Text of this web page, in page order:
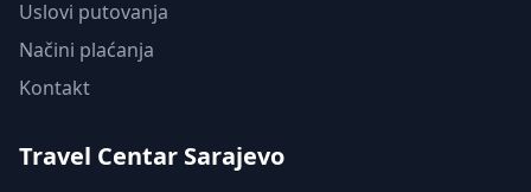
Uslovi putovanja
Načini plaćanja
Kontakt
Travel Centar Sarajevo